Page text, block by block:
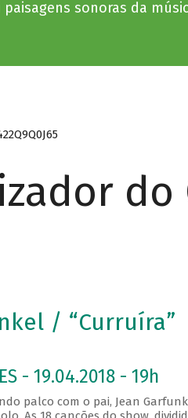
sonoras da
do
/ “Curruíra”
- 19.04.2018 - 19h
palco com o pai, Jean